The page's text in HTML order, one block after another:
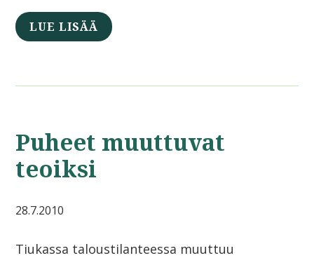
LUE LISÄÄ
Puheet muuttuvat
teoiksi
28.7.2010
Tiukassa taloustilanteessa muuttuu